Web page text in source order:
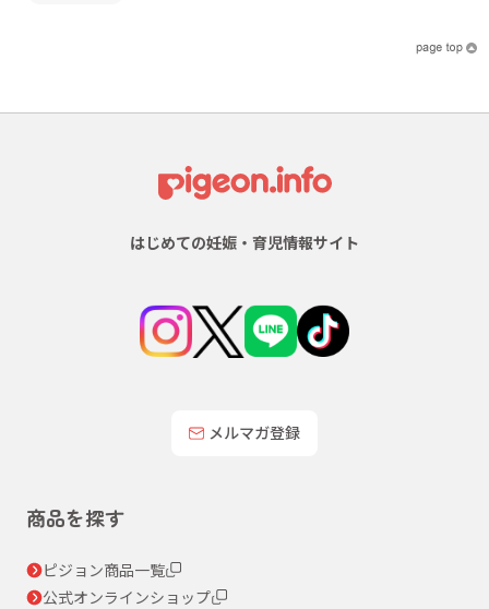
はじめての妊娠・育児情報サイト
メルマガ登録
商品を探す
ピジョン商品一覧
公式オンラインショップ